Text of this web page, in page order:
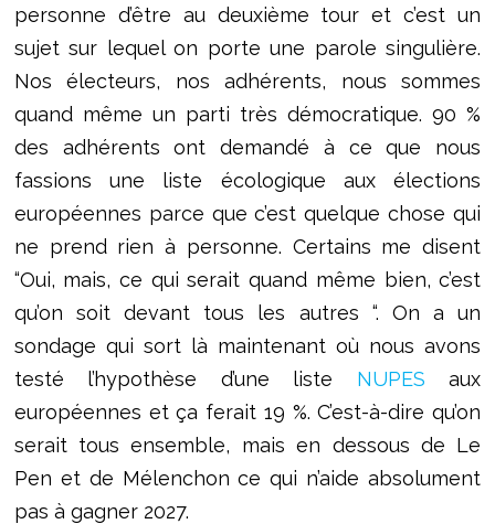
personne d’être au deuxième tour et c’est un
sujet sur lequel on porte une parole singulière.
Nos électeurs, nos adhérents, nous sommes
quand même un parti très démocratique. 90 %
des adhérents ont demandé à ce que nous
fassions une liste écologique aux élections
européennes parce que c’est quelque chose qui
ne prend rien à personne. Certains me disent
“Oui, mais, ce qui serait quand même bien, c’est
qu’on soit devant tous les autres “. On a un
sondage qui sort là maintenant où nous avons
testé l’hypothèse d’une liste NUPES aux
européennes et ça ferait 19 %. C’est-à-dire qu’on
serait tous ensemble, mais en dessous de Le
Pen et de Mélenchon ce qui n’aide absolument
pas à gagner 2027.